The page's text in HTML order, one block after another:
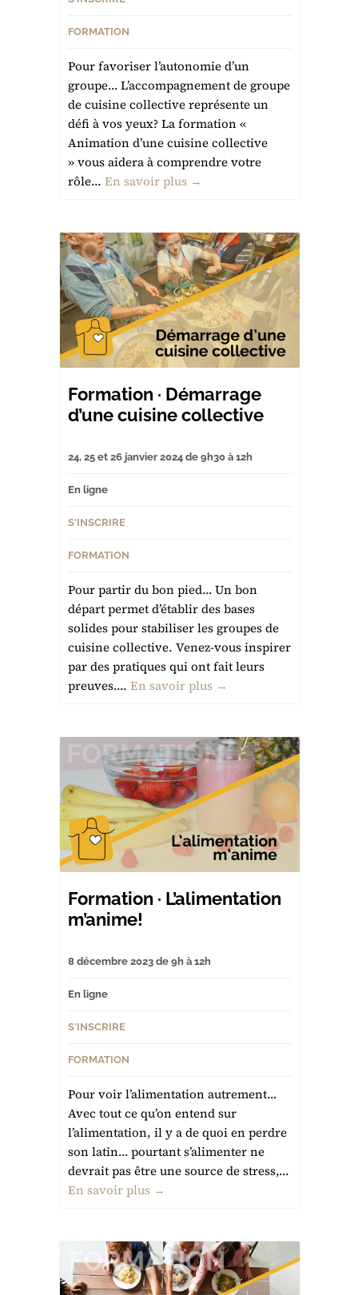
FORMATION
Pour favoriser l’autonomie d’un
groupe… L’accompagnement de groupe
de cuisine collective représente un
défi à vos yeux? La formation «
Animation d’une cuisine collective
» vous aidera à comprendre votre
rôle... En savoir plus →
Formation · Démarrage
d’une cuisine collective
24, 25 et 26 janvier 2024 de 9h30 à 12h
En ligne
S'INSCRIRE
FORMATION
Pour partir du bon pied… Un bon
départ permet d’établir des bases
solides pour stabiliser les groupes de
cuisine collective. Venez-vous inspirer
par des pratiques qui ont fait leurs
preuves.... En savoir plus →
Formation · L’alimentation
m’anime!
8 décembre 2023 de 9h à 12h
En ligne
S'INSCRIRE
FORMATION
Pour voir l’alimentation autrement…
Avec tout ce qu’on entend sur
l’alimentation, il y a de quoi en perdre
son latin… pourtant s’alimenter ne
devrait pas être une source de stress,...
En savoir plus →